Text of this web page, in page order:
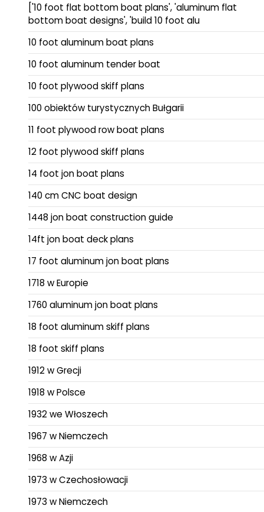
['10 foot flat bottom boat plans', 'aluminum flat
bottom boat designs', 'build 10 foot alu
10 foot aluminum boat plans
10 foot aluminum tender boat
10 foot plywood skiff plans
100 obiektów turystycznych Bułgarii
11 foot plywood row boat plans
12 foot plywood skiff plans
14 foot jon boat plans
140 cm CNC boat design
1448 jon boat construction guide
14ft jon boat deck plans
17 foot aluminum jon boat plans
1718 w Europie
1760 aluminum jon boat plans
18 foot aluminum skiff plans
18 foot skiff plans
1912 w Grecji
1918 w Polsce
1932 we Włoszech
1967 w Niemczech
1968 w Azji
1973 w Czechosłowacji
1973 w Niemczech